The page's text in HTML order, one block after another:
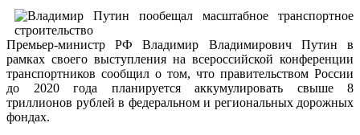
Премьер-министр РФ Владимир Владимирович Путин в
рамках своего выступления на всероссийской конференции
транспортников сообщил о том, что правительством России
до 2020 года планируется аккумулировать свыше 8
триллионов рублей в федеральном и региональных дорожных
фондах.